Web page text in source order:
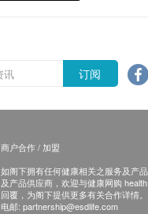
订阅
商户合作 / 加盟
如阁下拥有任何健康相关之服务及产
及产品供应商，欢迎与健康网购
回覆，为阁下提供更多有关合作详情。
电邮: partnership@esdlife.com